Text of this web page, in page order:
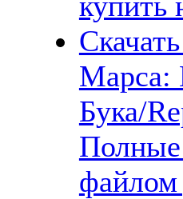
Марса:
Бука/
Полные
файлом